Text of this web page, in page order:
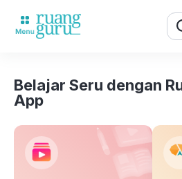
for:
Belajar Seru dengan
App